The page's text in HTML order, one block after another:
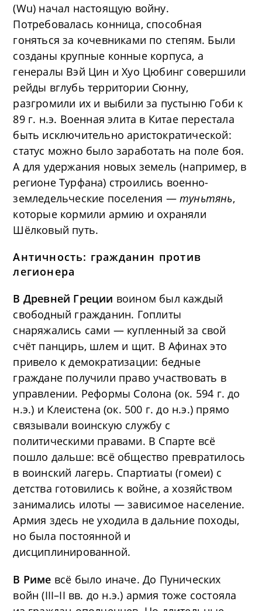
(Wu) начал настоящую войну.
Потребовалась конница, способная
гоняться за кочевниками по степям. Были
созданы крупные конные корпуса, а
генералы Вэй Цин и Хуо Цюбинг совершили
рейды вглубь территории Сюнну,
разгромили их и выбили за пустыню Гоби к
89 г. н.э. Военная элита в Китае перестала
быть исключительно аристократической:
статус можно было заработать на поле боя.
А для удержания новых земель (например, в
регионе Турфана) строились военно-
земледельческие поселения —туньтянь,
которые кормили армию и охраняли
Шёлковый путь.
Античность: гражданин против
легионера
В Древней Греции воином был каждый
свободный гражданин. Гоплиты
снаряжались сами — купленный за свой
счёт панцирь, шлем и щит. В Афинах это
привело к демократизации: бедные
граждане получили право участвовать в
управлении. Реформы Солона (ок. 594 г. до
н.э.) и Клеистена (ок. 500 г. до н.э.) прямо
связывали воинскую службу с
политическими правами. В Спарте всё
пошло дальше: всё общество превратилось
в воинский лагерь. Спартиаты (гомеи) с
детства готовились к войне, а хозяйством
занимались илоты — зависимое население.
Армия здесь не уходила в дальние походы,
но была постоянной и
дисциплинированной.
В Риме всё было иначе. До Пунических
войн (III–II вв. до н.э.) армия тоже состояла